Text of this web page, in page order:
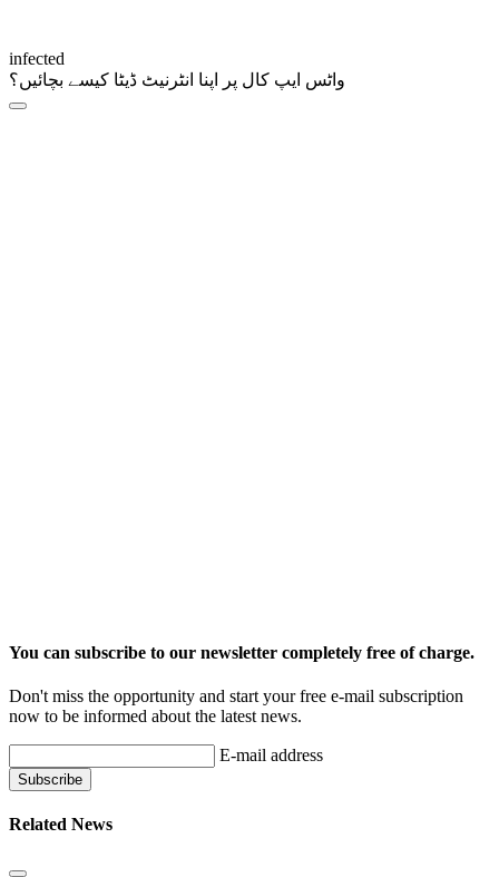
infected
واٹس ایپ کال پر اپنا انٹرنیٹ ڈیٹا کیسے بچائیں؟
You can subscribe to our newsletter completely free of charge.
Don't miss the opportunity and start your free e-mail subscription
now to be informed about the latest news.
E-mail address
Related News